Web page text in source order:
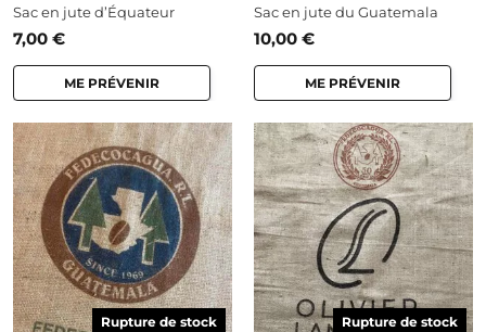
Sac en jute d’Équateur
7,00 €
ME PRÉVENIR
Sac en jute du Guatemala
10,00 €
ME PRÉVENIR
Rupture de stock Rupture de stock